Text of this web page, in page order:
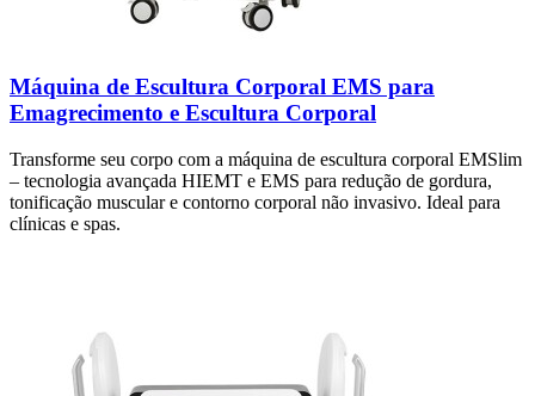
Máquina de Escultura Corporal EMS para
Emagrecimento e Escultura Corporal
Transforme seu corpo com a máquina de escultura corporal EMSlim
– tecnologia avançada HIEMT e EMS para redução de gordura,
tonificação muscular e contorno corporal não invasivo. Ideal para
clínicas e spas.